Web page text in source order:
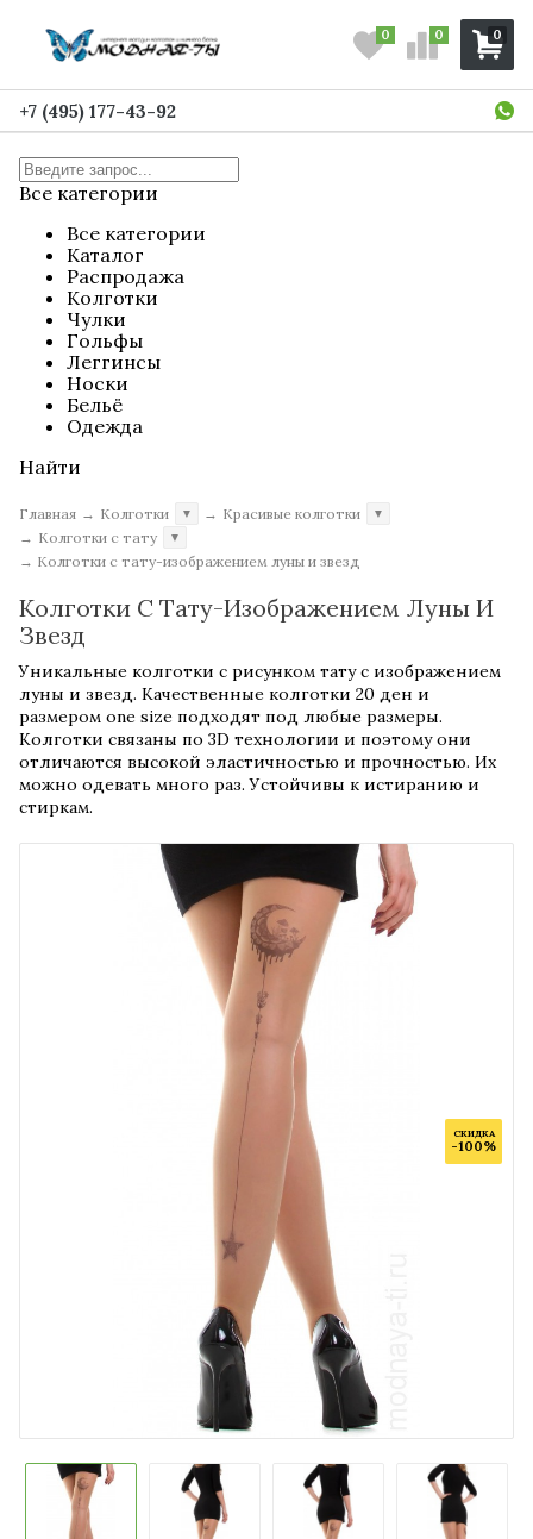
0
0 0
+7 (495) 177-43-92
Все категории
Все категории
Каталог
Распродажа
Колготки
Чулки
Гольфы
Леггинсы
Носки
Бельё
Одежда
Найти
Главная → Колготки ▼ → Красивые колготки ▼
→ Колготки с тату ▼
→ Колготки с тату-изображением луны и звезд
Колготки С Тату-Изображением Луны И
Звезд
Уникальные колготки с рисунком тату с изображением
луны и звезд. Качественные колготки 20 ден и
размером one size подходят под любые размеры.
Колготки связаны по 3D технологии и поэтому они
отличаются высокой эластичностью и прочностью. Их
можно одевать много раз. Устойчивы к истиранию и
стиркам.
СКИДКА
-100%